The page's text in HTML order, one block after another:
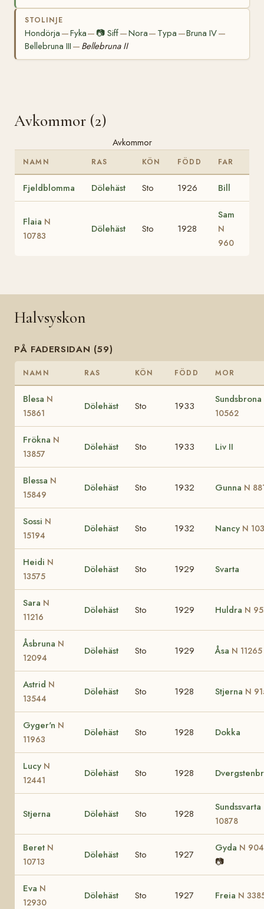
STOLINJE
Hondörja —Fyka— 📷Siff—Nora— Typa —Bruna IV—
Bellebruna III — Bellebruna II
Avkommor (2)
Avkommor
NAMN RAS KÖN FÖDD FAR
Fjeldblomma Dölehäst Sto 1926 Bill
Flaia N
10783
Dölehäst Sto 1928
Sam
N
960
Halvsyskon
PÅ FADERSIDAN (59)
NAMN RAS KÖN FÖDD MOR
Blesa N
15861
Dölehäst Sto 1933
Sundsbrona
10562
Frökna N
13857
Dölehäst Sto 1933 Liv II
Blessa N
15849
Dölehäst Sto 1932 Gunna N
Sossi N
15194
Dölehäst Sto 1932 Nancy N
Heidi N
13575
Dölehäst Sto 1929 Svarta
Sara N
11216
Dölehäst Sto 1929 Huldra N
Åsbruna N
12094
Dölehäst Sto 1929 Åsa N 11265
Astrid N
13544
Dölehäst Sto 1928 Stjerna N
Gyger'n N
11963
Dölehäst Sto 1928 Dokka
Lucy N
12441
Dölehäst Sto 1928
Stjerna Dölehäst Sto 1928
Sundssvarta
10878
Beret N
10713
Dölehäst Sto 1927
Gyda N
📷
Eva N
12930
Dölehäst Sto 1927 Freia N